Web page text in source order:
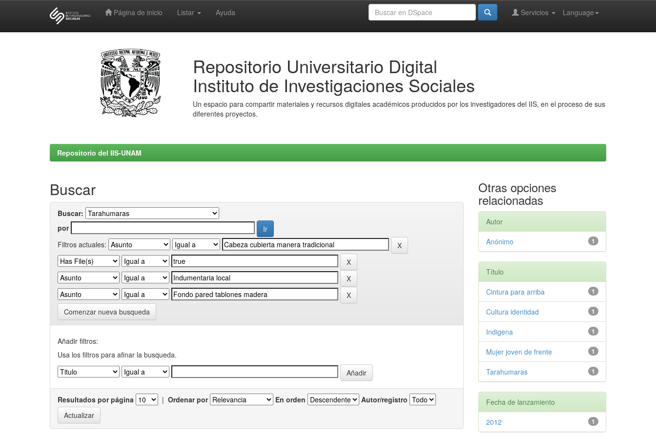
Página de inicio Listar Ayuda Language
Servicios
Repositorio Universitario Digital
Instituto de Investigaciones Sociales
Un espacio para compartir materiales y recursos digitales académicos producidos por los investigadores del IIS, en el proceso de sus
diferentes proyectos.
Repositorio del IIS-UNAM
Buscar
Buscar:
por
Filtros actuales:
Comenzar nueva busqueda
Añadir filtros:
Usa los filtros para afinar la busqueda.
Resultados por página | Ordenar por En orden Autor/registro
Otras opciones
relacionadas
Autor
1
Anónimo
Título
1
Cintura para arriba
1
Cultura identidad
1
Indigena
1
Mujer joven de frente
1
Tarahumaras
Fecha de lanzamiento
1
2012